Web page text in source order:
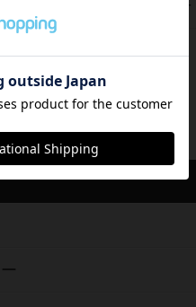
PT
標または登録商標です。
または登録商標です。